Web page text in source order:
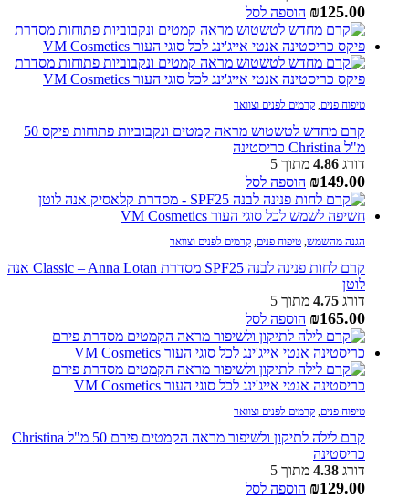
₪125.00 הוספה לסל
טיפוח פנים, קרמים לפנים וצוואר
קרם מחדש לטשטוש מראה קמטים ונקבוביות פתוחות פיקס 50
מ"ל Christina כריסטינה
דורג 4.86 מתוך 5
₪149.00 הוספה לסל
הגנה מהשמש, טיפוח פנים, קרמים לפנים וצוואר
קרם לחות פנינה לבנה SPF25 מסדרת Classic – Anna Lotan אנה
לוטן
דורג 4.75 מתוך 5
₪165.00 הוספה לסל
טיפוח פנים, קרמים לפנים וצוואר
קרם לילה לתיקון ולשיפור מראה הקמטים פירם 50 מ"ל Christina
כריסטינה
דורג 4.38 מתוך 5
₪129.00 הוספה לסל